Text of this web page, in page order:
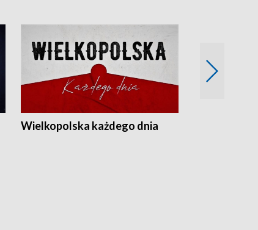
Wielkopolska każdego dnia